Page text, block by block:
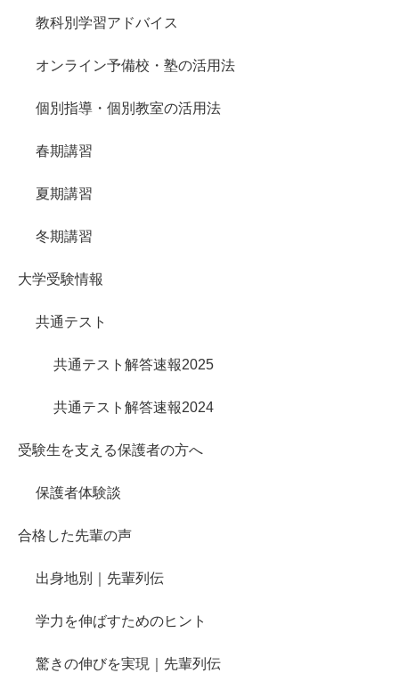
教科別学習アドバイス
オンライン予備校・塾の活用法
個別指導・個別教室の活用法
春期講習
夏期講習
冬期講習
大学受験情報
共通テスト
共通テスト解答速報2025
共通テスト解答速報2024
受験生を支える保護者の方へ
保護者体験談
合格した先輩の声
出身地別｜先輩列伝
学力を伸ばすためのヒント
驚きの伸びを実現｜先輩列伝